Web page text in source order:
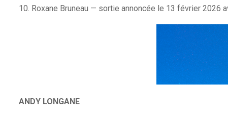
10. Roxane Bruneau — sortie annoncée le 13 février 2026
ANDY LONGANE